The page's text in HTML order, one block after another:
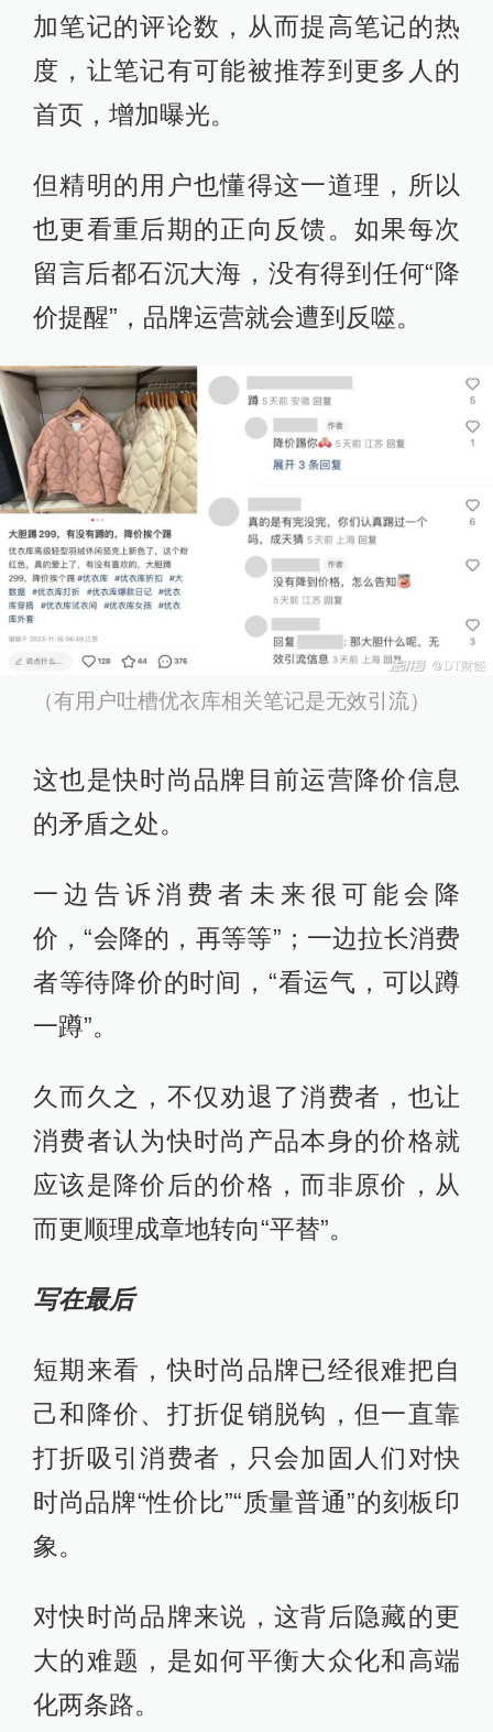
加笔记的评论数，从而提高笔记的热
度，让笔记有可能被推荐到更多人的
首页，增加曝光。
但精明的用户也懂得这一道理，所以
也更看重后期的正向反馈。如果每次
留言后都石沉大海，没有得到任何“降
价提醒”，品牌运营就会遭到反噬。
（有用户吐槽优衣库相关笔记是无效引流）
这也是快时尚品牌目前运营降价信息
的矛盾之处。
一边告诉消费者未来很可能会降
价，“会降的，再等等”；一边拉长消费
者等待降价的时间，“看运气，可以蹲
一蹲”。
久而久之，不仅劝退了消费者，也让
消费者认为快时尚产品本身的价格就
应该是降价后的价格，而非原价，从
而更顺理成章地转向“平替”。
写在最后
短期来看，快时尚品牌已经很难把自
己和降价、打折促销脱钩，但一直靠
打折吸引消费者，只会加固人们对快
时尚品牌“性价比”“质量普通”的刻板印
象。
对快时尚品牌来说，这背后隐藏的更
大的难题，是如何平衡大众化和高端
化两条路。